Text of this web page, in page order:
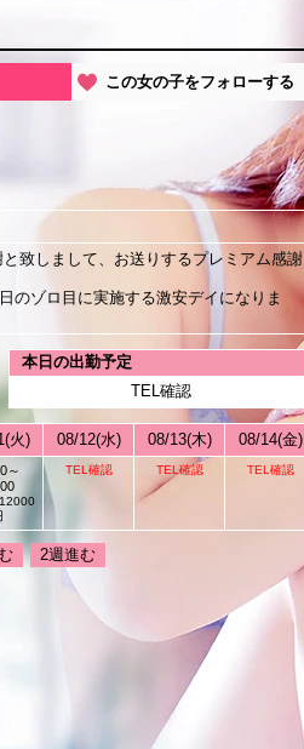
この女の子をフォローする
致しまして、お送りするプレミアム感謝
のゾロ目に実施する激安デイになりま
本日の出勤予定
TEL確認
火) 08/12(水) 08/13(木) 08/14(金)
～
TEL確認 TEL確認 TEL確認
2週進む